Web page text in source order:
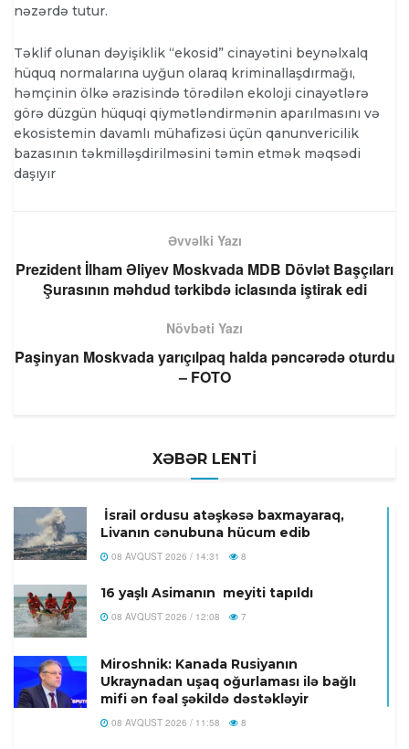
nəzərdə tutur.
Təklif olunan dəyişiklik “ekosid” cinayətini beynəlxalq
hüquq normalarına uyğun olaraq kriminallaşdırmağı,
həmçinin ölkə ərazisində törədilən ekoloji cinayətlərə
görə düzgün hüquqi qiymətləndirmənin aparılmasını və
ekosistemin davamlı mühafizəsi üçün qanunvericilik
bazasının təkmilləşdirilməsini təmin etmək məqsədi
daşıyır
Əvvəlki Yazı
Prezident İlham Əliyev Moskvada MDB Dövlət Başçıları
Şurasının məhdud tərkibdə iclasında iştirak edi
Növbəti Yazı
Paşinyan Moskvada yarıçılpaq halda pəncərədə oturdu
– FOTO
XƏBƏR LENTİ
İsrail ordusu atəşkəsə baxmayaraq,
Livanın cənubuna hücum edib
08 AVQUST 2026 / 14:31 8
16 yaşlı Asimanın meyiti tapıldı
08 AVQUST 2026 / 12:08 7
Miroshnik: Kanada Rusiyanın
Ukraynadan uşaq oğurlaması ilə bağlı
mifi ən fəal şəkildə dəstəkləyir
08 AVQUST 2026 / 11:58 8